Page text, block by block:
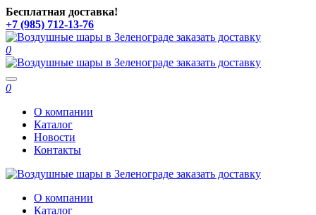
Бесплатная доставка!
+7 (985) 712-13-76
0
Toggle
navigation
0
О компании
Каталог
Новости
Контакты
О компании
Каталог